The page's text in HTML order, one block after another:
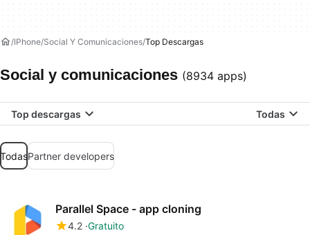
IPhone Social Y Comunicaciones Top Descargas
Social y comunicaciones (8934 apps)
Top descargas Todas
TodasPartner developers
Parallel Space - app cloning
4.2 Gratuito